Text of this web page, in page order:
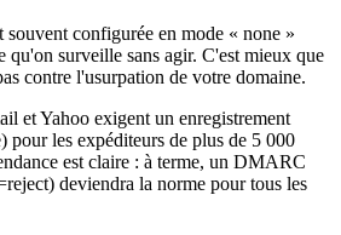
configurée en mode « none »
qu'on surveille sans agir. C'est mieux que
contre l'usurpation de votre domaine.
et Yahoo exigent un enregistrement
les expéditeurs de plus de 5 000
est claire : à terme, un DMARC
deviendra la norme pour tous les